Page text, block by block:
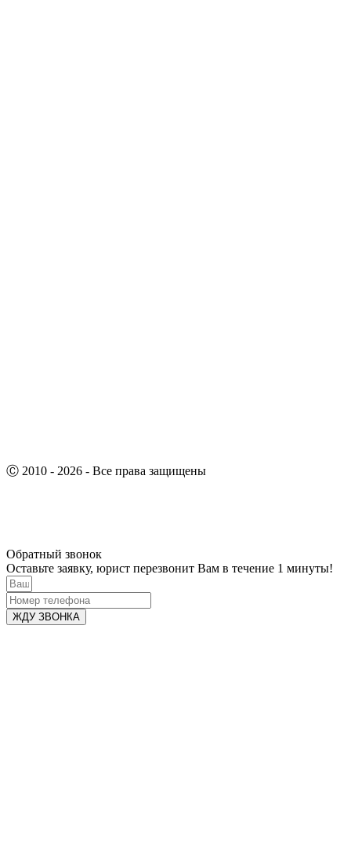
Ⓒ 2010 - 2026 - Все права защищены
Обратный звонок
Оставьте заявку, юрист перезвонит Вам в течение 1 минуты!
ЖДУ ЗВОНКА